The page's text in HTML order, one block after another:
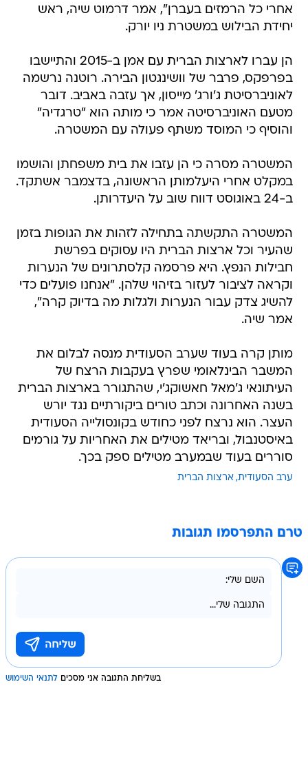
אחרי כל הרמזים בעברן", אמר דרמוט שיה, ראש
יחידת הבילוש במשטרת ניו יורק.
הן עברו לארצות הברית עם אמן ב-2015 והתיישבו
בפרפקס, פרבר של וושינגטון הבירה. רוטנה נרשמה
לאוניברסיטת ג'ורג' מייסון, אך עזבה באביב. דובר
מטעם האוניברסיטה אמר כי מותה הוא "טרגדיה"
והוסיף כי המוסד משתף פעולה עם המשטרה.
המשטרה מסרה כי הן עזבו את בית משפחתן והושמו
במקלט אחרי היעלמותן הראשונה, בדצמבר אשתקד.
ב-24 באוגוסט דווח שוב על היעדרותן.
המשטרה התקשתה בתחילה לזהות את הגופות בזמן
שהעיר וכל ארצות הברית היו עסוקים בפרשת
חבילות הנפץ. היא פרסמה קלסתרונים של הנערות
וקראה לציבור לעזור בזיהוי שלהן. "אנחנו פועלים כדי
להשיג צדק עבור הנערות ולגלות מה בדיוק קרה",
אמר שיה.
מותן קרה בעוד שערב הסעודית מנסה לבלום את
המשבר הבינלאומי שפרץ בעקבות הרצח של
העיתונאי ג'מאל חאשוקג'י, שהתגורר בארצות הברית
בשנה האחרונה וכתב טורים ביקורתיים נגד יורש
העצר. הוא נרצח לפני כחודש בקונסולייה הסעודית
באיסטנבול, ובריאד מטילים את האחריות על גורמים
סוררים בעוד שבמערב מטילים ספק בכך.
ערב הסעודית ארצות הברית
טרם התפרסמו תגובות
בשליחת התגובה אני מסכים לתנאי השימוש